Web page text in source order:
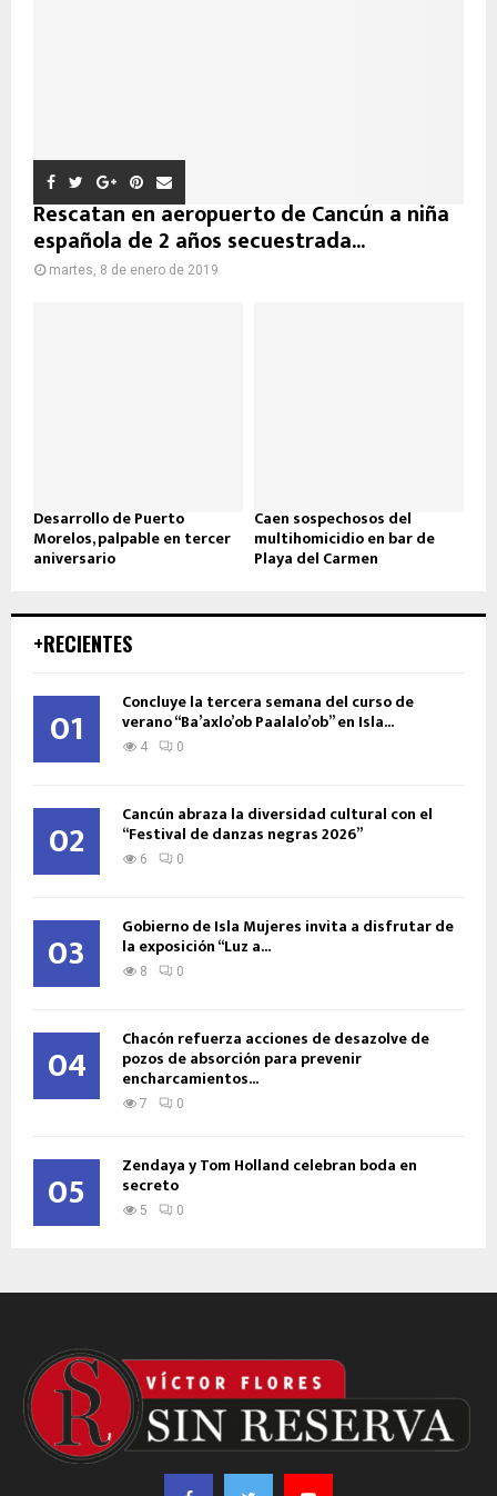
Rescatan en aeropuerto de Cancún a niña
española de 2 años secuestrada...
martes, 8 de enero de 2019
Desarrollo de Puerto
Morelos, palpable en tercer
aniversario
Caen sospechosos del
multihomicidio en bar de
Playa del Carmen
+RECIENTES
01 Concluye la tercera semana del curso de
verano “Ba’axlo’ob Paalalo’ob” en Isla...
4 0
02 Cancún abraza la diversidad cultural con el
“Festival de danzas negras 2026”
6 0
03 Gobierno de Isla Mujeres invita a disfrutar de
la exposición “Luz a...
8 0
04 Chacón refuerza acciones de desazolve de
pozos de absorción para prevenir
encharcamientos...
7 0
05 Zendaya y Tom Holland celebran boda en
secreto
5 0